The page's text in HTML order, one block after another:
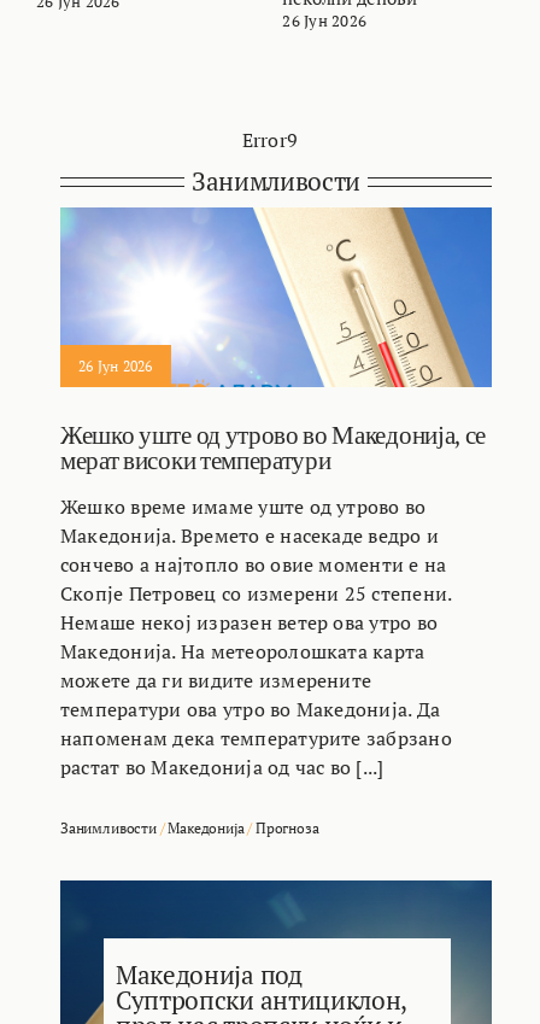
26 Јун 2026
Error9
Занимливости
26 Јун 2026
Жешко уште од утрово во Македонија, се
мерат високи температури
Жешко време имаме уште од утрово во
Македонија. Времето е насекаде ведро и
сончево а најтопло во овие моменти е на
Скопје Петровец со измерени 25 степени.
Немаше некој изразен ветер ова утро во
Македонија. На метеоролошката карта
можете да ги видите измерените
температури ова утро во Македонија. Да
напоменам дека температурите забрзано
растат во Македонија од час во [...]
Занимливости/Македонија/Прогноза
Македонија под
Суптропски антициклон,